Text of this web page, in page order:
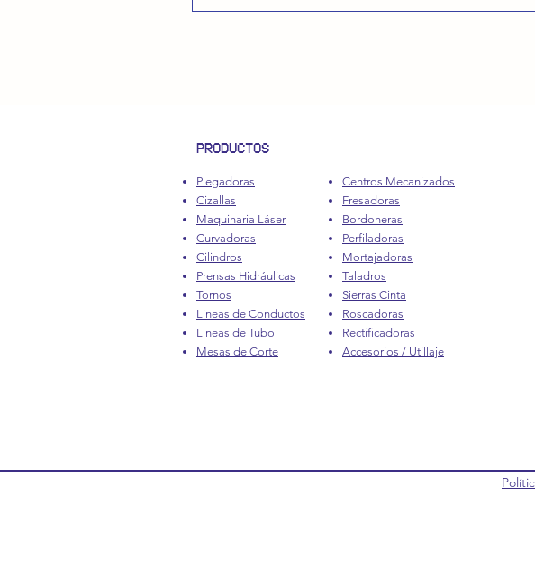
PRODUCTOS
Plegadoras
Cizallas
Maquinaria Láser
Curvadoras
Cilindros
Prensas Hidráulicas
Tornos
Lineas de Conductos
Lineas de Tubo
Mesas de Corte
Centros Mecanizados
Fresadoras
Bordoneras
Perfiladoras
Mortajadoras
Taladros
Sierras Cinta
Roscadoras
Rectificadoras
Accesorios / Utillaje